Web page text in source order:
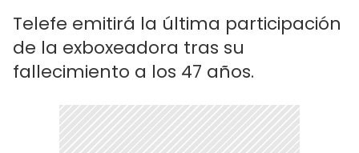
Telefe emitirá la última participación
de la exboxeadora tras su
fallecimiento a los 47 años.